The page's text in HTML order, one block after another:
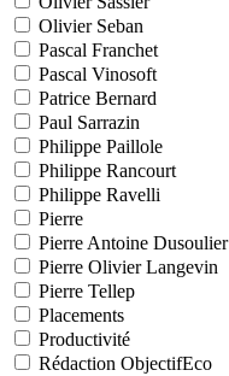
Olivier Seban
Pascal Franchet
Pascal Vinosoft
Patrice Bernard
Paul Sarrazin
Philippe Paillole
Philippe Rancourt
Philippe Ravelli
Pierre
Pierre Antoine Dusoulier
Pierre Olivier Langevin
Pierre Tellep
Placements
Productivité
Rédaction ObjectifEco